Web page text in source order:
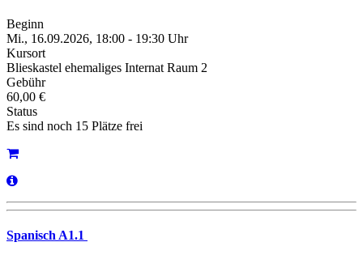
Beginn
Mi., 16.09.2026, 18:00 - 19:30 Uhr
Kursort
Blieskastel ehemaliges Internat Raum 2
Gebühr
60,00 €
Status
Es sind noch 15 Plätze frei
Spanisch A1.1